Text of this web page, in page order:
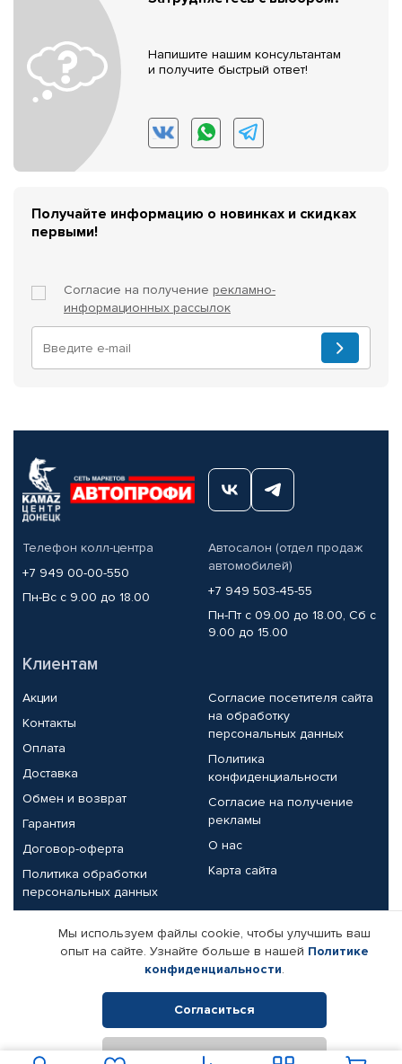
Напишите нашим консультантам
и получите быстрый ответ!
Получайте информацию о новинках и скидках
первыми!
Согласие на получение рекламно-
информационных рассылок
Телефон колл-центра
+7 949 00-00-550
Пн-Вс с 9.00 до 18.00
Автосалон (отдел продаж
автомобилей)
+7 949 503-45-55
Пн-Пт с 09.00 до 18.00, Сб с
9.00 до 15.00
Клиентам
Акции
Контакты
Оплата
Доставка
Обмен и возврат
Гарантия
Договор-оферта
Политика обработки
персональных данных
Согласие посетителя сайта
на обработку
персональных данных
Политика
конфиденциальности
Согласие на получение
рекламы
О нас
Карта сайта
Партнерам
Корпоративным клиентам
Поставщикам
Реквизиты компании
© КАМАЗ ЦЕНТР ДОНЕЦК, 2015-2026. Все права защищены.
Мы используем файлы cookie, чтобы улучшить ваш
опыт на сайте. Узнайте больше в нашей Политике
конфиденциальности.
Согласиться
Отклонить